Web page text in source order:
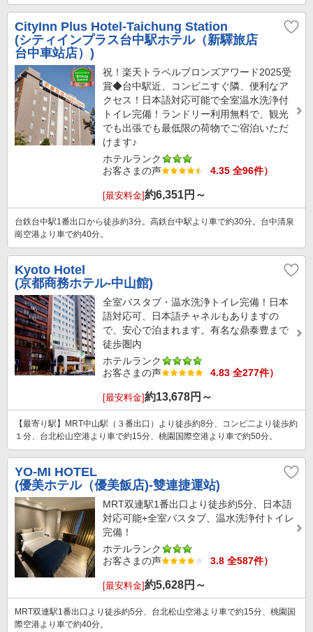
CityInn Plus Hotel-Taichung Station
(シティインプラス台中駅ホテル（新驛旅店
台中車站店）)
祝！楽天トラベルブロンズアワード2025受
賞◆台中駅近、コンビニすぐ隣、便利なア
クセス！日本語対応可能で全室温水洗浄付
トイレ完備！ランドリー利用無料で、観光
でも出張でも最低限の荷物でご宿泊いただ
けます♪
ホテルランク
お客さまの声
4.35 全96件）
[最安料金]約6,351円～
台鉄台中駅1番出口から徒歩約3分。高鉄台中駅より車で約30分。台中清泉
崗空港より車で約40分。
Kyoto Hotel
(京都商務ホテル-中山館)
全室バスタブ・温水洗浄トイレ完備！日本
語対応可、日本語チャネルもありますの
で、安心で泊まれます。有名な鼎泰豊まで
徒歩圏内
ホテルランク
お客さまの声
4.83 全277件）
[最安料金]約13,678円～
【最寄り駅】MRT中山駅（３番出口）より徒歩約8分、コンビ二より徒歩約
１分、台北松山空港より車で約15分、桃園国際空港より車で約50分。
YO-MI HOTEL
(優美ホテル（優美飯店)-雙連捷運站)
MRT双連駅1番出口より徒歩約5分、日本語
対応可能+全室バスタブ、温水洗浄付トイレ
完備！
ホテルランク
お客さまの声
3.8 全587件）
[最安料金]約5,628円～
MRT双連駅1番出口より徒歩約5分、台北松山空港より車で約15分、桃園国
際空港より車で約40分。